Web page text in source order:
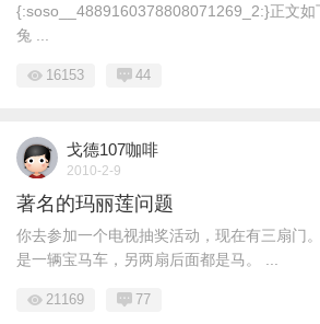
{:soso__4889160378808071269_2:}正文如
兔 ...
16153 44
戈德107咖啡
2010-2-9
著名的玛丽莲问题
你去参加一个电视抽奖活动，现在有三扇门
是一辆宝马车，另两扇后面都是马。 ...
21169 77